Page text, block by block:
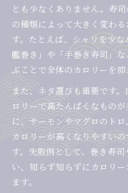
とも少なくありません。寿
の種類によって大きく変わ
す。たとえば、シャリを少
艦巻き」や「手巻き寿司」
ぶことで全体のカロリーを抑
また、ネタ選びも重要です
ロリーで高たんぱくなもの
に、サーモンやマグロのト
カロリーが高くなりやすい
す。失敗例として、巻き寿
い、知らず知らずにカロリ
ます。